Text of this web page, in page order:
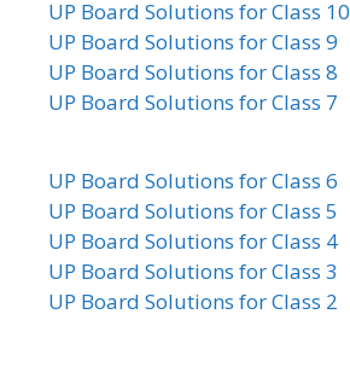
UP Board Solutions for Class 10
UP Board Solutions for Class 9
UP Board Solutions for Class 8
UP Board Solutions for Class 7
UP Board Solutions for Class 6
UP Board Solutions for Class 5
UP Board Solutions for Class 4
UP Board Solutions for Class 3
UP Board Solutions for Class 2